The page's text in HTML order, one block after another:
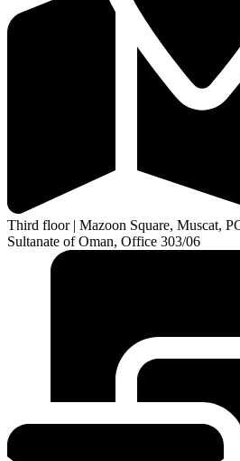
Third floor | Mazoon Square, Muscat,
Sultanate of Oman, Office 303/06